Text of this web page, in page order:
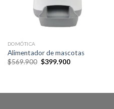
DOMÓTICA
Alimentador de mascotas
$569.900 Original
$399.900Current